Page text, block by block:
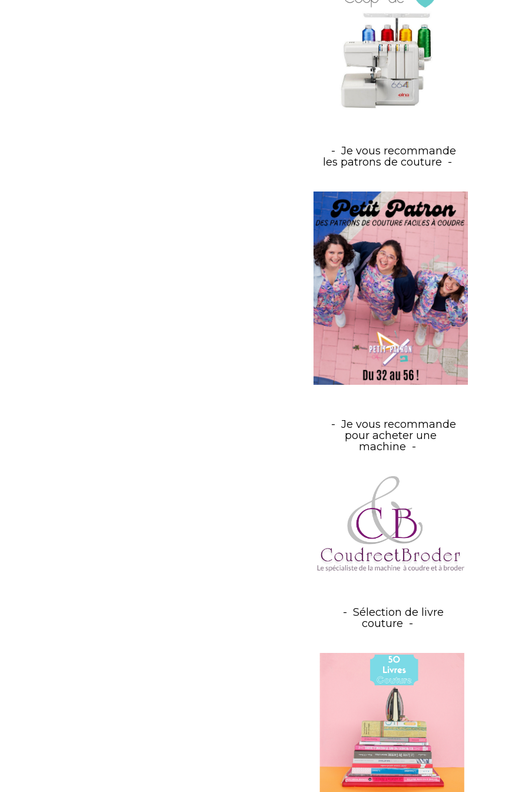
Je vous recommande
les patrons de couture
Je vous recommande
pour acheter une
machine
Sélection de livre
couture